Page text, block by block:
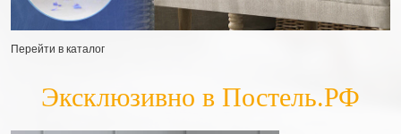
Перейти в каталог
Эксклюзивно в Постель.РФ